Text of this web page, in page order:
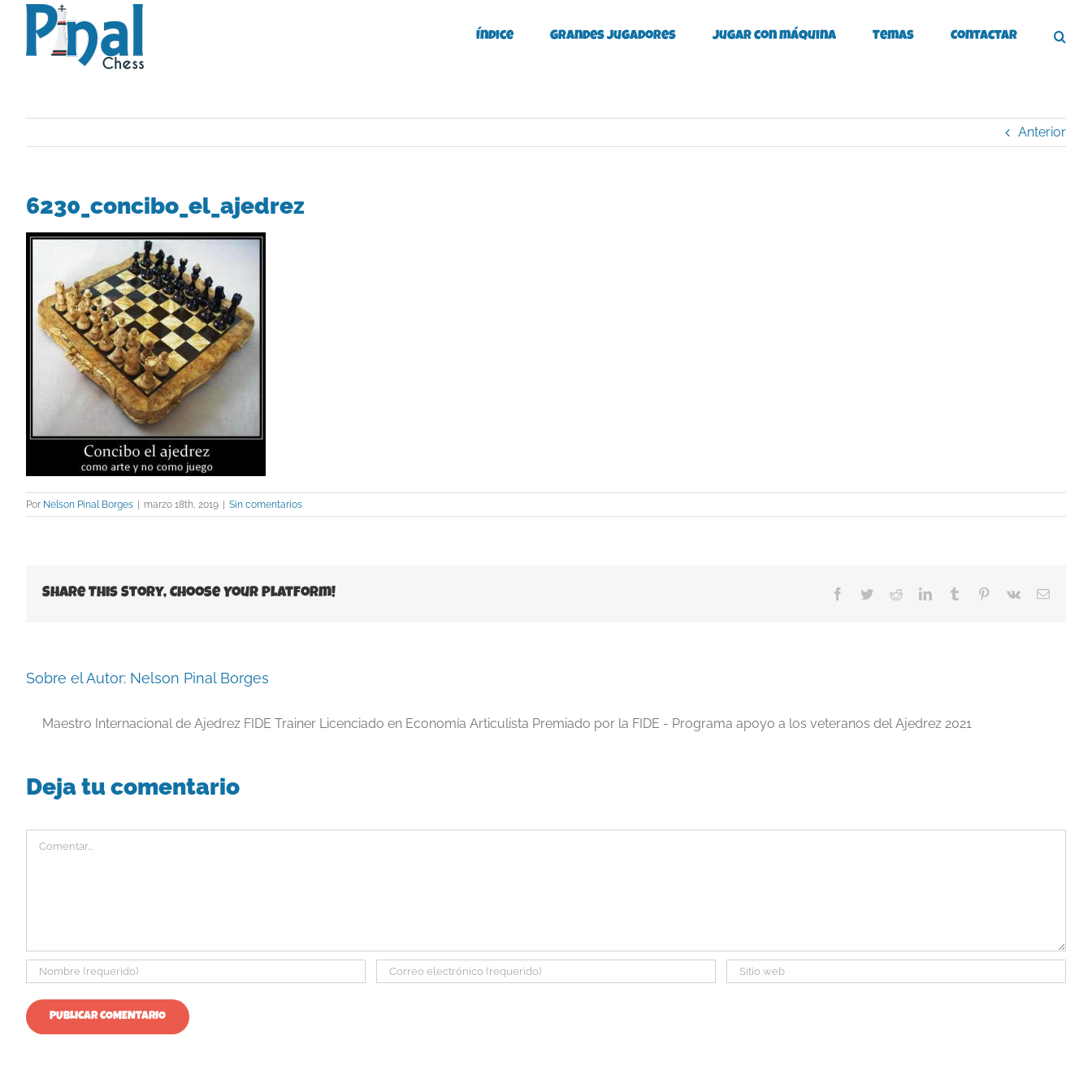
Saltar
contenido
Índice Grandes Jugadores Jugar con máquina Temas Contactar
Anterior
6230_concibo_el_ajedrez
Por Nelson Pinal Borges | marzo 18th, 2019 | Sin comentarios
Share This Story, Choose Your Platform! Facebook
TwitterRedditLinkedInTumblr Pinterest
Vk
Correo
Sobre el Autor: Nelson Pinal Borges
Maestro Internacional de Ajedrez FIDE Trainer Licenciado en Economía Articulista Premiado por la FIDE - Programa apoyo a los veteranos del Ajedrez 2021
Deja tu comentario